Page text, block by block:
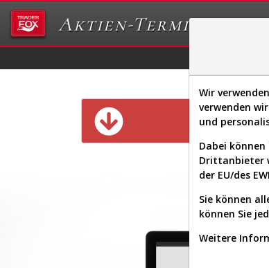
Aktien-Terminal
Diese
Wir
verwenden
und
Dabei
Drittanbieter
der EU/des
Sie können
können Sie
Weitere